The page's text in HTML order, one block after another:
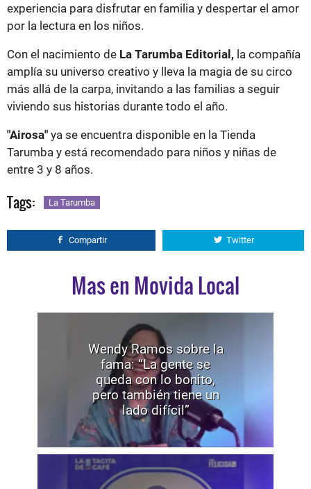
experiencia para disfrutar en familia y despertar el amor
por la lectura en los niños.
Con el nacimiento de La Tarumba Editorial, la compañía
amplía su universo creativo y lleva la magia de su circo
más allá de la carpa, invitando a las familias a seguir
viviendo sus historias durante todo el año.
"Airosa" ya se encuentra disponible en la Tienda
Tarumba y está recomendado para niños y niñas de
entre 3 y 8 años.
Tags: La Tarumba
Compartir Twitter
Mas en Movida Local
Wendy Ramos sobre la
fama: “La gente se
queda con lo bonito,
pero también tiene un
lado difícil”